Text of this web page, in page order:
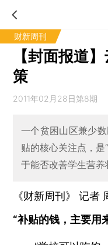
财新周刊
【封面报道
策
2011年02月28日第8期
一个贫困山区兼少
贴的核心关注点，是
于能否改善学生营
《财新周刊》 记者
“补贴的钱，主要用